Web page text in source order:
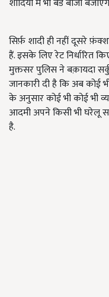
शादियों में भी बैंड बाजा
सिर्फ़ शादी ही नहीं दूसरे
हैं. इसके लिए रेट निर्धारित
मुक्तसर पुलिस ने बक़ायदा
जानकारी दी है कि अब
के अनुसार कोई भी कोई भी
आदमी अपने किसी भी घरेलू
है.